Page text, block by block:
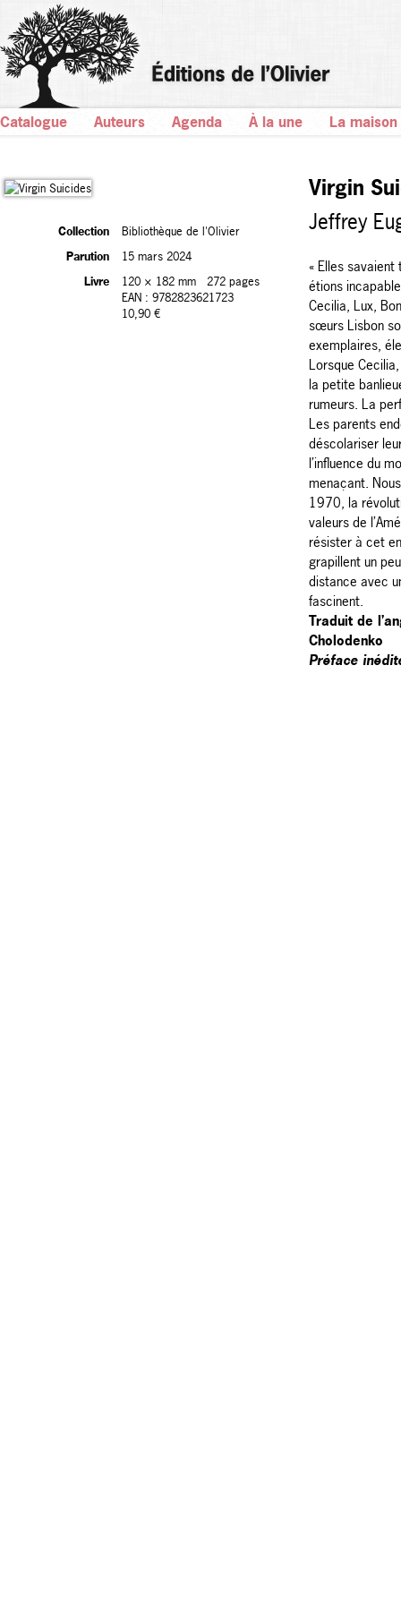
Catalogue Auteurs Agenda À la une La maison
Collection
Bibliothèque de l'Olivier
Parution
15 mars 2024
Livre
120 × 182 mm
272 pages
EAN : 9782823621723
10,90 €
Virgin
Jeffrey
« Elles
étions
Cecilia, Lux,
sœurs Lisbon
exemplaires,
Lorsque
la petite
rumeurs. La
Les parents
déscolariser
l’influence du
menaçant.
1970, la
valeurs de
résister à cet
grapillent un
distance avec
fascinent.
Traduit de
Cholodenko
Préface